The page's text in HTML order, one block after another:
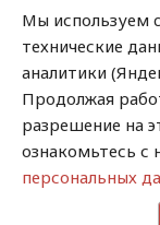
Криминал
Успех
Хватит это
Мы используем
технические
аналитики
Продолжая
разрешение на
ознакомьтесь с
персональных